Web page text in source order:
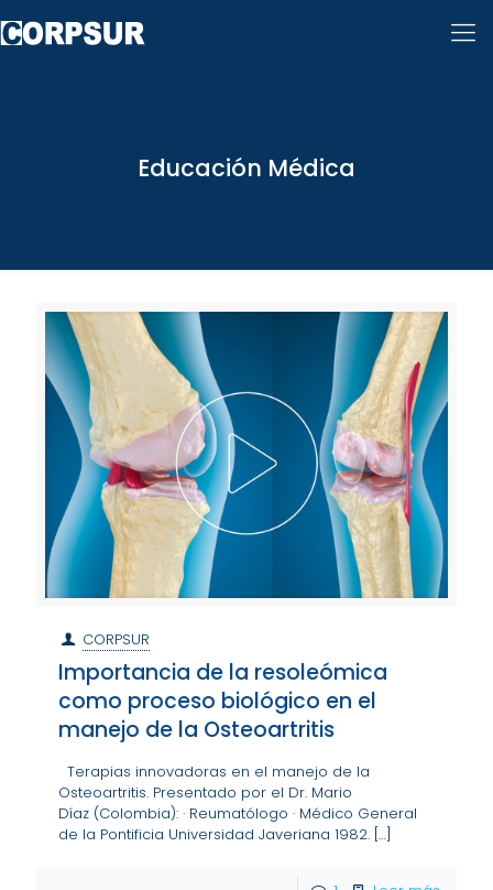
Educación Médica
CORPSUR
Importancia de la resoleómica
como proceso biológico en el
manejo de la Osteoartritis
Terapias innovadoras en el manejo de la
Osteoartritis. Presentado por el Dr. Mario
Díaz (Colombia): · Reumatólogo · Médico General
de la Pontificia Universidad Javeriana 1982. […]